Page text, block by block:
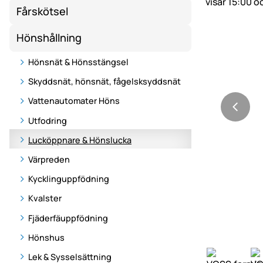
Fårskötsel
Hönshållning
Hönsnät & Hönsstängsel
Skyddsnät, hönsnät, fågelsksyddsnät
Vattenautomater Höns
Utfodring
Lucköppnare & Hönslucka
Värpreden
Kycklinguppfödning
Kvalster
Fjäderfäuppfödning
Hönshus
Lek & Sysselsättning